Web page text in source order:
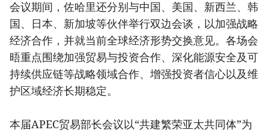
会议期间，佐哈里还分别与中国、美国、新西兰、韩
国、日本、新加坡等伙伴举行双边会谈，以加强战略
经济合作，并就当前全球经济形势交换意见。各场会
晤重点围绕加强贸易与投资合作、深化能源安全及可
持续供应链等战略领域合作、增强投资者信心以及维
护区域经济长期稳定。
本届APEC贸易部长会议以“共建繁荣亚太共同体”为